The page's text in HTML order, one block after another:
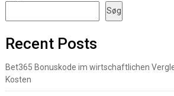
Søg
Recent Posts
Bet365 Bonuskode im wirtschaftlichen
Kosten